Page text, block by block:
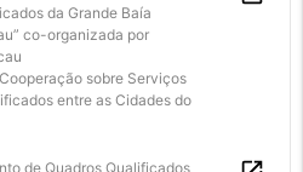
da Grande Baía
co-organizada por
sobre Serviços
entre as Cidades do
de Quadros Qualificados